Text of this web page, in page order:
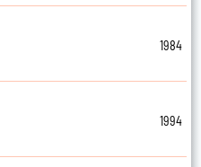
1984
1994